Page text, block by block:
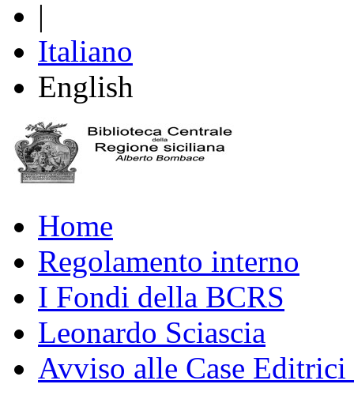
|
Italiano
English
Home
Regolamento interno
I Fondi della BCRS
Leonardo Sciascia
Avviso alle Case